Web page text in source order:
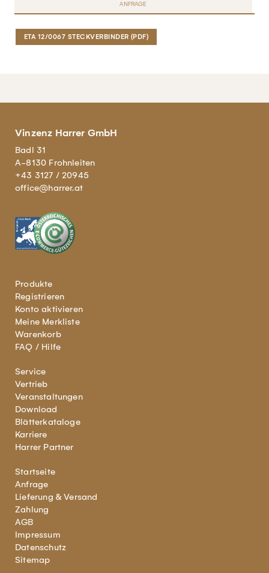
ANFRAGE
ETA 12/0067 STECKVERBINDER (PDF)
Vinzenz Harrer GmbH
Badl 31
A-8130 Frohnleiten
+43 3127 / 20945
office@harrer.at
Produkte
Registrieren
Konto aktivieren
Meine Merkliste
Warenkorb
FAQ / Hilfe
Service
Vertrieb
Veranstaltungen
Download
Blätterkataloge
Karriere
Harrer Partner
Startseite
Anfrage
Lieferung & Versand
Zahlung
AGB
Impressum
Datenschutz
Sitemap